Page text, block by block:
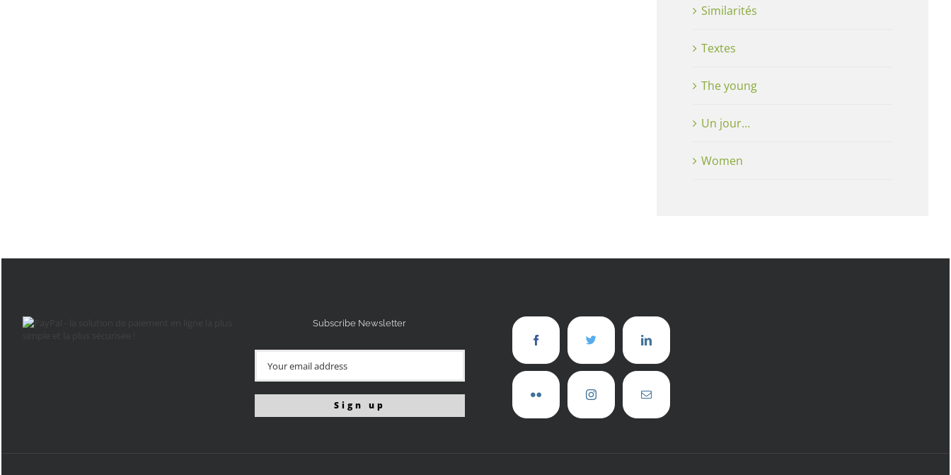
Similarités
Textes
The young
Un jour…
Women
Subscribe Newsletter